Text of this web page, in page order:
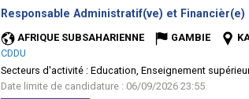
Responsable Administratif(ve) et Financièr(e)
AFRIQUE SUBSAHARIENNE GAMBIE
CDDU
Secteurs d'activité : Education, Enseignement
Date limite de candidature : 06/09/2026 23:55